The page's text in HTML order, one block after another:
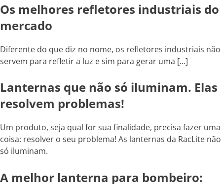
Os melhores refletores industriais do
mercado
Diferente do que diz no nome, os refletores industriais não
servem para refletir a luz e sim para gerar uma […]
Lanternas que não só iluminam. Elas
resolvem problemas!
Um produto, seja qual for sua finalidade, precisa fazer uma
coisa: resolver o seu problema! As lanternas da RacLite não
só iluminam.
A melhor lanterna para bombeiro: